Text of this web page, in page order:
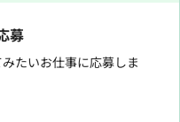
募
たいお仕事に応募しま